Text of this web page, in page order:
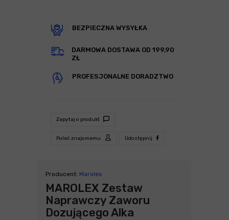
BEZPIECZNA WYSYŁKA
DARMOWA DOSTAWA OD 199,90
ZŁ
PROFESJONALNE DORADZTWO
Zapytaj o produkt
Poleć znajomemu Udostępnij
Producent: Marolex
MAROLEX Zestaw
Naprawczy Zaworu
Dozującego Alka